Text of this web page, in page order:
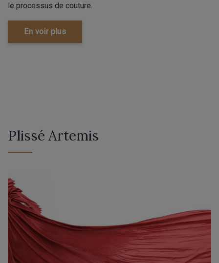
le processus de couture.
En voir plus
Plissé Artemis